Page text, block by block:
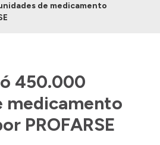
de medicamento
450.000
medicamento
PROFARSE